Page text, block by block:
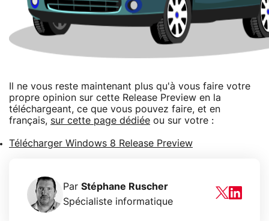
Il ne vous reste maintenant plus qu'à vous faire votre
propre opinion sur cette Release Preview en la
téléchargeant, ce que vous pouvez faire, et en
français, sur cette page dédiée ou sur votre :
Télécharger Windows 8 Release Preview
Par Stéphane Ruscher
Spécialiste informatique